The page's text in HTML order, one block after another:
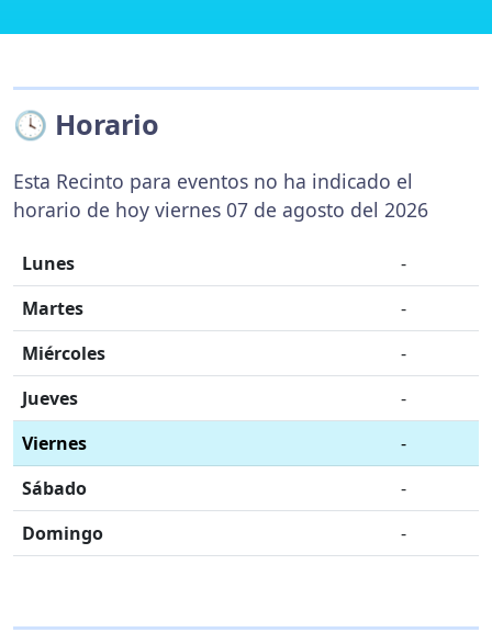
🕓 Horario
Esta Recinto para eventos no ha indicado el
horario de hoy viernes 07 de agosto del 2026
Lunes
-
Martes
-
Miércoles
-
Jueves
-
Viernes
-
Sábado
-
Domingo
-